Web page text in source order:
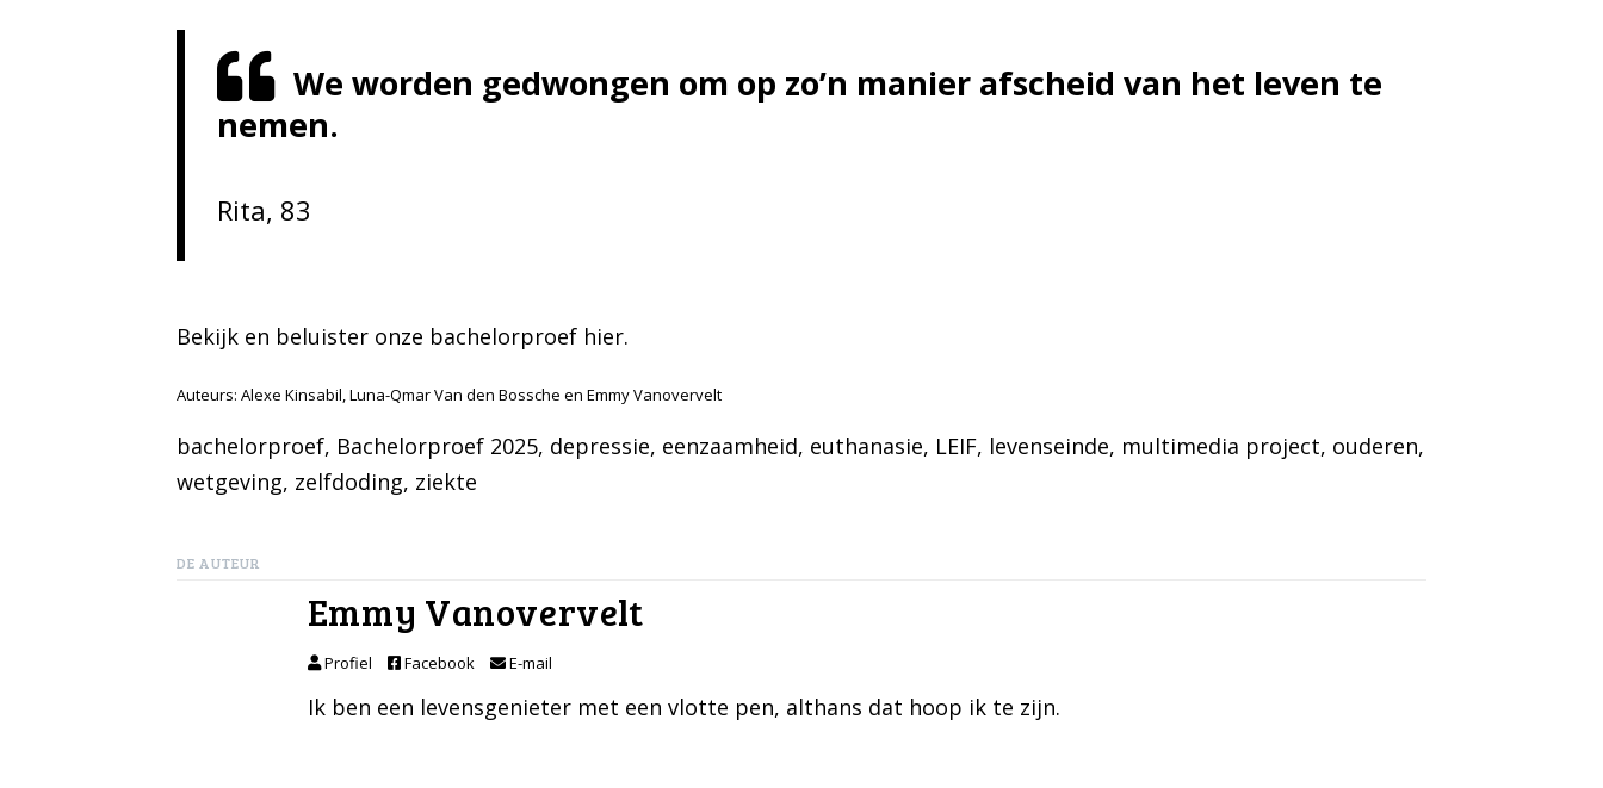
We worden gedwongen om op zo’n manier afscheid van het leven te
nemen.
Rita, 83
Bekijk en beluister onze bachelorproef hier.
Auteurs: Alexe Kinsabil, Luna-Qmar Van den Bossche en Emmy Vanovervelt
bachelorproef, Bachelorproef 2025, depressie, eenzaamheid, euthanasie, LEIF, levenseinde, multimedia project, ouderen
wetgeving, zelfdoding, ziekte
DE AUTEUR
Emmy Vanovervelt
Profiel Facebook E-mail
Ik ben een levensgenieter met een vlotte pen, althans dat hoop ik te zijn.